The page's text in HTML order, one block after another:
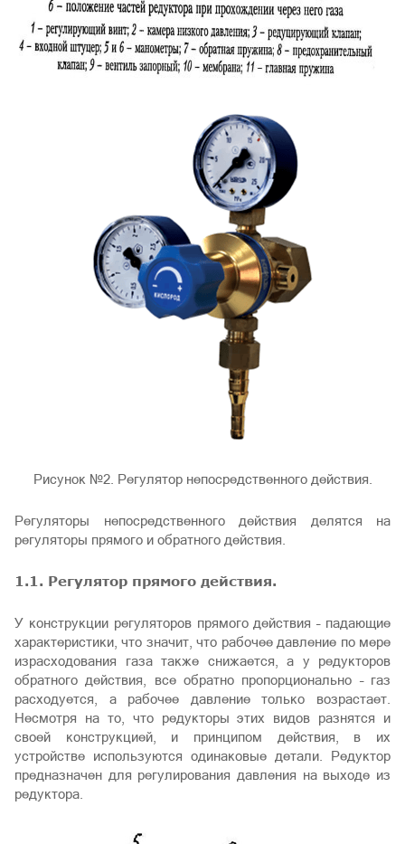
Рисунок №2. Регулятор непосредственного действия.
Регуляторы непосредственного действия делятся на
регуляторы прямого и обратного действия.
1.1. Регулятор прямого действия.
У конструкции регуляторов прямого действия – падающие
характеристики, что значит, что рабочее давление по мере
израсходования газа также снижается, а у редукторов
обратного действия, все обратно пропорционально – газ
расходуется, а рабочее давление только возрастает.
Несмотря на то, что редукторы этих видов разнятся и
своей конструкцией, и принципом действия, в их
устройстве используются одинаковые детали. Редуктор
предназначен для регулирования давления на выходе из
редуктора.